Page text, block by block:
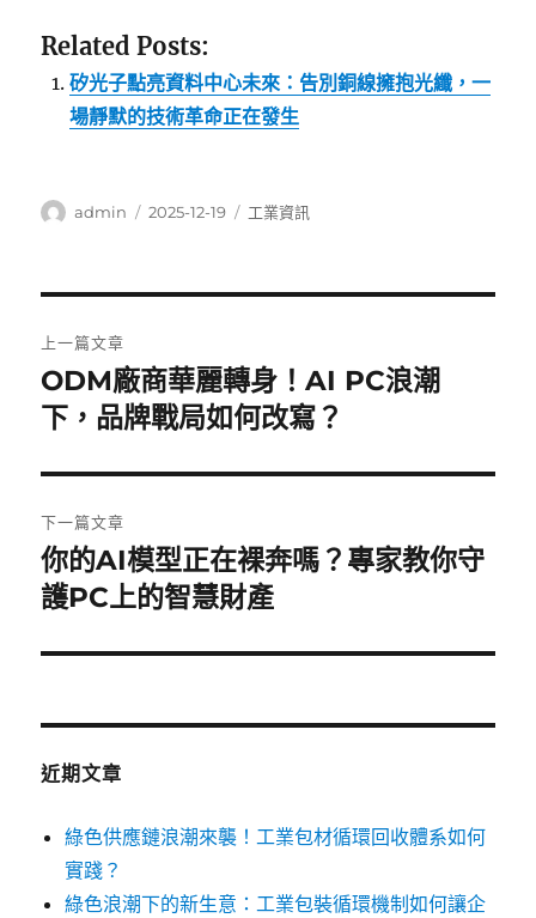
Related Posts:
矽光子點亮資料中心未來：告別銅線擁抱光纖，一
場靜默的技術革命正在發生
作
admin
發
2025-12-19
分
工業資訊
章
導
覽
上一篇文章
上
一
文
章:
ODM廠商華麗轉身！AI PC浪潮
下，品牌戰局如何改寫？
下一篇文章
下
一
文
你的AI模型正在裸奔嗎？專家教你守
護PC上的智慧財產
近期文章
綠色供應鏈浪潮來襲！工業包材循環回收體系如何
實踐？
綠色浪潮下的新生意：工業包裝循環機制如何讓企